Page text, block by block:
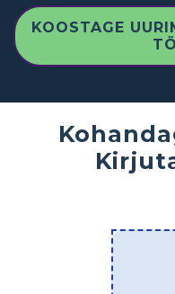
KOOSTAGE